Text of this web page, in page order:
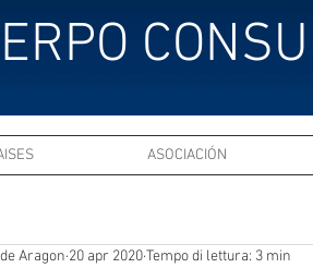
Aragon 20 apr 2020Tempo di lettura: 3 min
ASOCIACIÓN